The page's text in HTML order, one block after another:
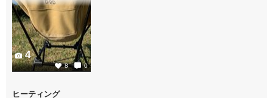
8 0
4
ヒーティング